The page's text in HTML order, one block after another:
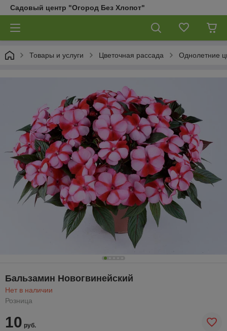
Садовый центр "Огород Без Хлопот"
Товары и услуги Цветочная рассада Однолетние
Бальзамин Новогвинейский
Нет в наличии
Розница
10 руб.